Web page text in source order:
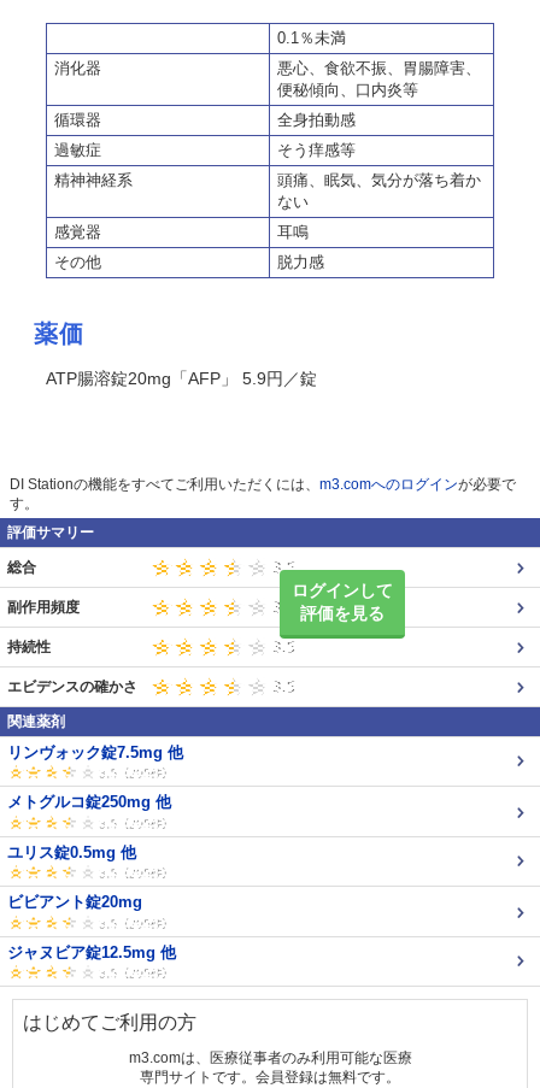
0.1％未満
消化器
悪心、食欲不振、胃腸障害、
便秘傾向、口内炎等
循環器
全身拍動感
過敏症
そう痒感等
精神神経系
頭痛、眠気、気分が落ち着か
ない
感覚器
耳鳴
その他
脱力感
薬価
ATP腸溶錠20mg「AFP」 5.9円／錠
DI Stationの機能をすべてご利用いただくには、 m3.comへのログインが必要で
す。
評価サマリー
ログインして
評価を見る
総合
副作用頻度
持続性
エビデンスの確かさ
関連薬剤
リンヴォック錠7.5mg 他
メトグルコ錠250mg 他
ユリス錠0.5mg 他
ビビアント錠20mg
ジャヌビア錠12.5mg 他
はじめてご利用の方
m3.comは、医療従事者のみ利用可能な医療
専門サイトです。会員登録は無料です。